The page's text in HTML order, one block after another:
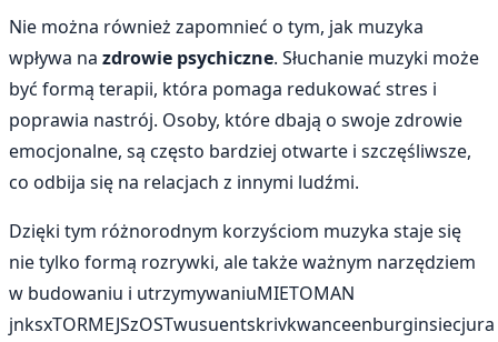
Nie można również zapomnieć o tym, jak muzyka
wpływa na zdrowie psychiczne. Słuchanie muzyki może
być formą terapii, która pomaga redukować stres i
poprawia nastrój. Osoby, które dbają o swoje zdrowie
emocjonalne, są często bardziej otwarte i szczęśliwsze,
co odbija się na relacjach z innymi ludźmi.
Dzięki tym różnorodnym korzyściom muzyka staje się
nie tylko formą rozrywki, ale także ważnym narzędziem
w budowaniu i utrzymywaniuMIETOMAN
jnksxTORMEJSzOSTwusuentskrivkwanceenburginsiecjura